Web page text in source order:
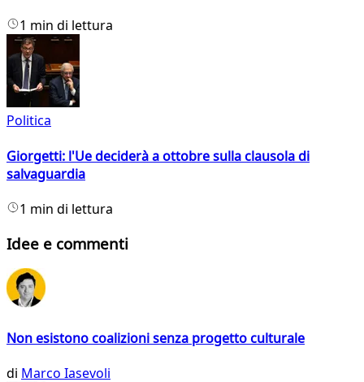
1 min di lettura
Politica
Giorgetti: l'Ue deciderà a ottobre sulla clausola di
salvaguardia
1 min di lettura
Idee e commenti
Non esistono coalizioni senza progetto culturale
di Marco Iasevoli